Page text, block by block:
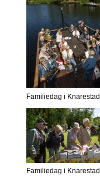
Familiedag i Knarestad
Familiedag i Knarestad